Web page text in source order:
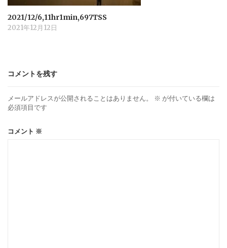
2021/12/6,11hr1min,697TSS
2021年12月12日
コメントを残す
メールアドレスが公開されることはありません。 ※ が付いている欄は
必須項目です
コメント ※